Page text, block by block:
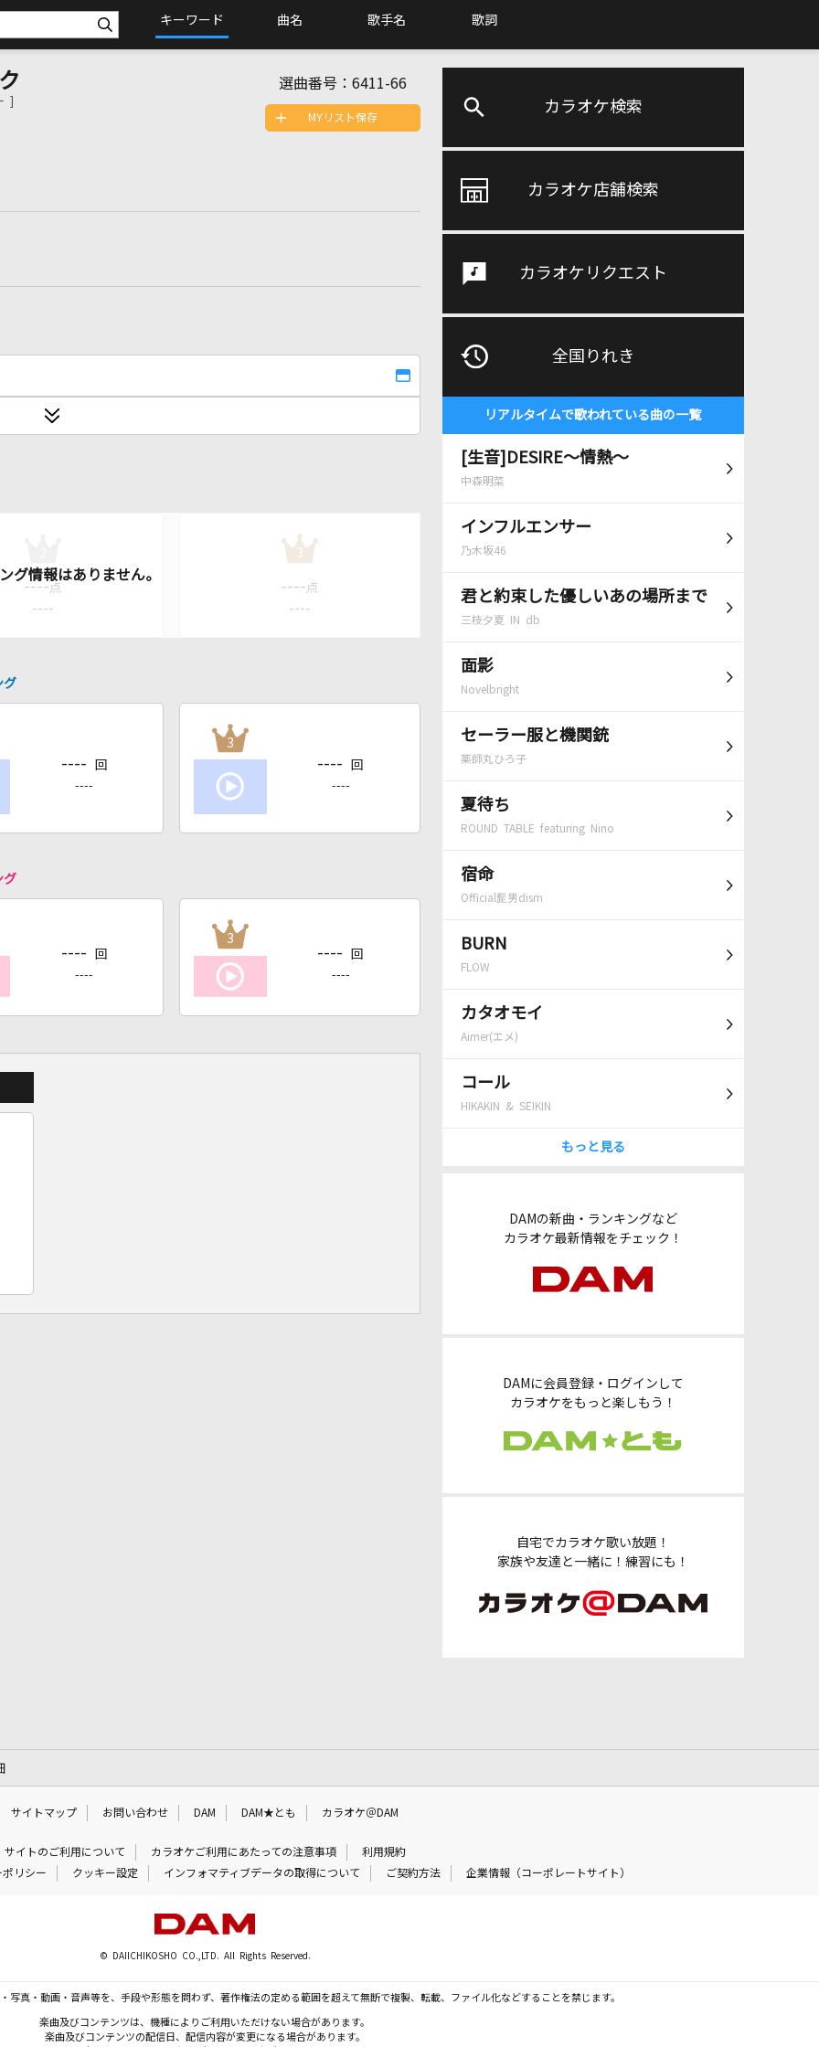
キーワード 曲名 歌手名 歌詞
カラオケ検索
カラオケ店舗検索
カラオケリクエスト
全国りれき
リアルタイムで歌われている曲の一覧
[生音]DESIRE～情熱～
中森明菜
インフルエンサー
乃木坂46
君と約束した優しいあの場所まで
三枝夕夏 IN db
面影
Novelbright
セーラー服と機関銃
薬師丸ひろ子
夏待ち
ROUND TABLE featuring Nino
宿命
Official髭男dism
BURN
FLOW
カタオモイ
Aimer(エメ)
コール
HIKAKIN & SEIKIN
もっと見る
DAMの新曲・ランキングなど
カラオケ最新情報をチェック！
DAMに会員登録・ログインして
カラオケをもっと楽しもう！
自宅でカラオケ歌い放題！
家族や友達と一緒に！練習にも！
]
選曲番号： 6411-66
MYリスト保存
---- 点
----
3
---- 点
----
グ
---- 回
----
3
---- 回
----
グ
---- 回
----
3
---- 回
----
サイトマップ お問い合わせ DAM DAM★とも カラオケ＠DAM
サイトのご利用について カラオケご利用にあたっての注意事項
利用規約
リシー
クッキー設定 インフォマティブデータの取得について ご契約方法 企業情報（コーポレートサイト）
© DAIICHIKOSHO CO.,LTD. All Rights Reserved.
写真・動画・音声等を、手段や形態を問わず、著作権法の定める範囲を超えて無断で複製、転載、ファイル化などすることを禁じます。
楽曲及びコンテンツは、機種によりご利用いただけない場合があります。
楽曲及びコンテンツの配信日、配信内容が変更になる場合があります。